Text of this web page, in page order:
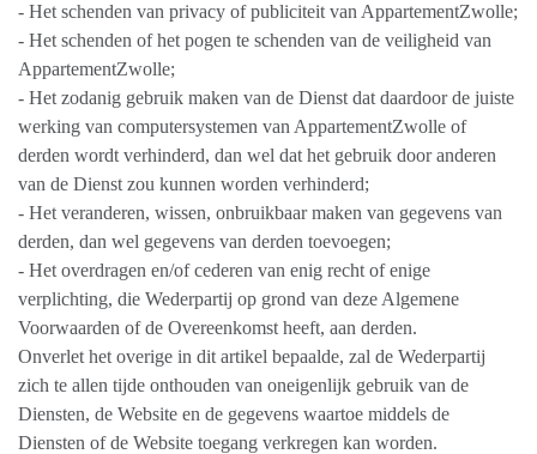
- Het schenden van privacy of publiciteit van AppartementZwolle;
- Het schenden of het pogen te schenden van de veiligheid van
AppartementZwolle;
- Het zodanig gebruik maken van de Dienst dat daardoor de juiste
werking van computersystemen van AppartementZwolle of
derden wordt verhinderd, dan wel dat het gebruik door anderen
van de Dienst zou kunnen worden verhinderd;
- Het veranderen, wissen, onbruikbaar maken van gegevens van
derden, dan wel gegevens van derden toevoegen;
- Het overdragen en/of cederen van enig recht of enige
verplichting, die Wederpartij op grond van deze Algemene
Voorwaarden of de Overeenkomst heeft, aan derden.
Onverlet het overige in dit artikel bepaalde, zal de Wederpartij
zich te allen tijde onthouden van oneigenlijk gebruik van de
Diensten, de Website en de gegevens waartoe middels de
Diensten of de Website toegang verkregen kan worden.